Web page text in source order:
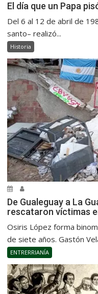
El día que un Papa
Del 6 al 12 de abril de
santo– realizó...
Historia
De Gualeguay a La
rescataron víctimas
Osiris López forma
de siete años. Gastón
ENTRERRIANÍA